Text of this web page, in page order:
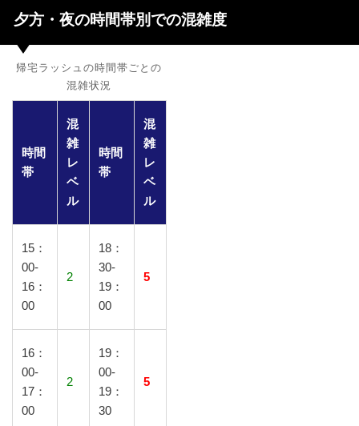
夕方・夜の時間帯別での混雑度
帰宅ラッシュの時間帯ごとの
混雑状況
時間
帯
混
雑
レ
ベ
ル
時間
帯
混
雑
レ
ベ
ル
15：
00-
16：
00
2
18：
30-
19：
00
5
16：
00-
17：
00
2
19：
00-
19：
30
5